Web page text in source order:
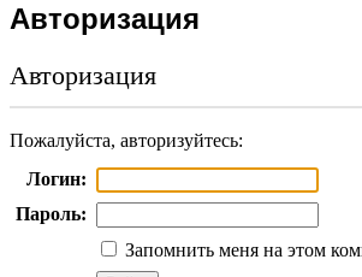
Авторизация
Авторизация
Пожалуйста, авторизуйтесь:
Логин:
Пароль:
Запомнить меня на этом